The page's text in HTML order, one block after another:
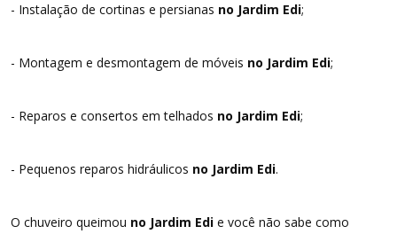
- Instalação de cortinas e persianas no Jardim Edi;
- Montagem e desmontagem de móveis no Jardim Edi;
- Reparos e consertos em telhados no Jardim Edi;
- Pequenos reparos hidráulicos no Jardim Edi.
O chuveiro queimou no Jardim Edi e você não sabe como